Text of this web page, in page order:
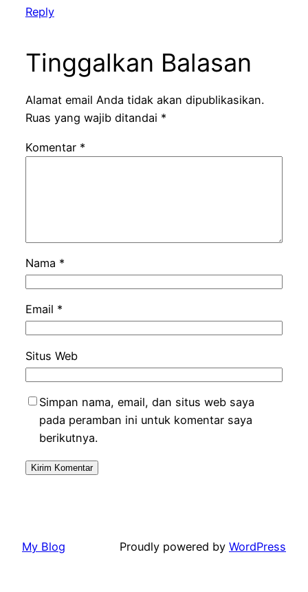
Reply
Tinggalkan Balasan
Alamat email Anda tidak akan dipublikasikan.
Ruas yang wajib ditandai *
Komentar *
Nama *
Email *
Situs Web
Simpan nama, email, dan situs web saya
pada peramban ini untuk komentar saya
berikutnya.
My Blog Proudly powered by WordPress